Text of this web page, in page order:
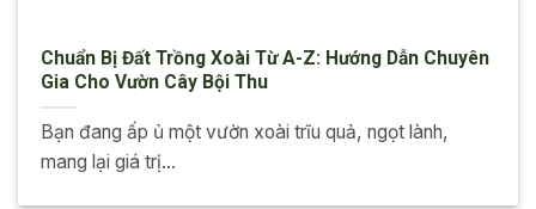
Chuẩn Bị Đất Trồng Xoài Từ A-Z: Hướng Dẫn Chuyên
Gia Cho Vườn Cây Bội Thu
Bạn đang ấp ủ một vườn xoài trĩu quả, ngọt lành,
mang lại giá trị...